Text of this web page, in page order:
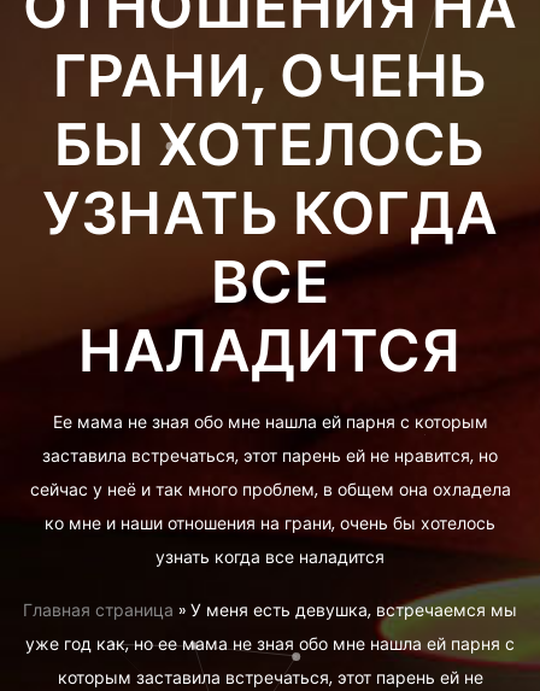
ГРАНИ, ОЧЕНЬ
БЫ ХОТЕЛОСЬ
УЗНАТЬ КОГДА
ВСЕ
НАЛАДИТСЯ
Ее мама не зная обо мне нашла ей парня с которым
заставила встречаться, этот парень ей не нравится, но
сейчас у неё и так много проблем, в общем она охладела
ко мне и наши отношения на грани, очень бы хотелось
узнать когда все наладится
Главная страница » У меня есть девушка, встречаемся мы
уже год как, но ее мама не зная обо мне нашла ей парня с
которым заставила встречаться, этот парень ей не